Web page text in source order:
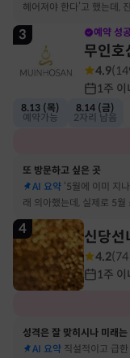
헤어져야 한다’고 했는데,
결혼 생활 끝에 이혼 숙고 중
3 예약 성
무인호
4.9(
1주 이
8.13 (목)
예약가능
8.14 (금)
2자리 남음
또 방문하고 싶은 곳
AI 요약 ‘5월에 이미 지
래 의아했는데, 실제로 5월
고민했던 사람이 있었어요
4 신당선
4.2(
1주 이
성격은 잘 맞히시나 미래
AI 요약 직설적이고 급